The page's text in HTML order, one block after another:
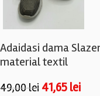
Adaidasi dama
material textil
49,00lei 41,65 lei